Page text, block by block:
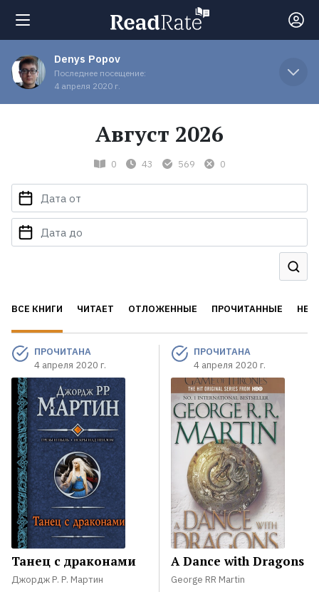
Поиск
Книги
Экранизации
Denys Popov
Последнее посещение:
4 апреля 2020 г.
Август 2026
0 43 569 0
ВСЕ КНИГИ ЧИТАЕТ ОТЛОЖЕННЫЕ ПРОЧИТАННЫЕ
ПРОЧИТАНА
4 апреля 2020 г.
Танец с драконами
Джордж Р. Р. Мартин
ПРОЧИТАНА
4 апреля 2020 г.
A Dance with Dragons
George RR Martin